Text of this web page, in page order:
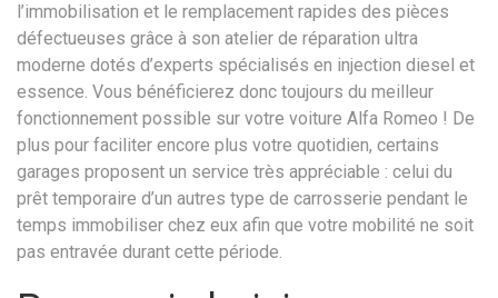
l’immobilisation et le remplacement rapides des pièces
défectueuses grâce à son atelier de réparation ultra
moderne dotés d’experts spécialisés en injection diesel et
essence. Vous bénéficierez donc toujours du meilleur
fonctionnement possible sur votre voiture Alfa Romeo ! De
plus pour faciliter encore plus votre quotidien, certains
garages proposent un service très appréciable : celui du
prêt temporaire d’un autres type de carrosserie pendant le
temps immobiliser chez eux afin que votre mobilité ne soit
pas entravée durant cette période.